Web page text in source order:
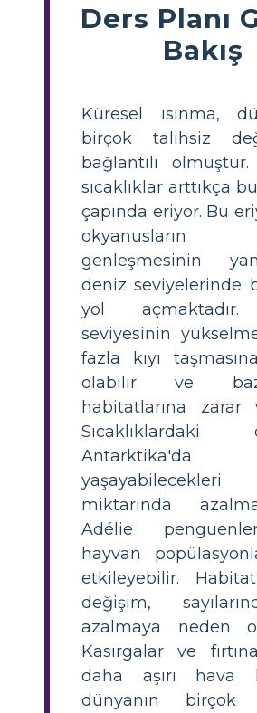
Ders Planı
Bakış
Küresel ısınma,
birçok talihsiz
bağlantılı olmuştur.
sıcaklıklar arttıkça
çapında eriyor. Bu
okyanusların
genleşmesinin
deniz seviyelerinde
yol
seviyesinin
fazla kıyı
olabilir ve
habitatlarına zarar
Sıcaklıklardaki
Antarktika'da
miktarında
Adélie
hayvan
etkileyebilir.
değişim,
azalmaya neden
Kasırgalar ve
daha aşırı hava
dünyanın birçok